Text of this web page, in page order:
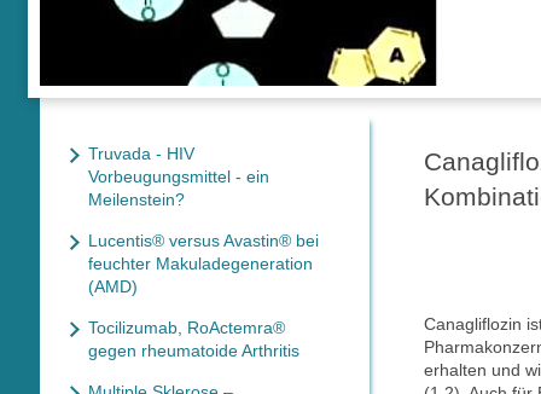
Canagliflozin
erhalten und
Truvada - HIV
Vorbeugungsmittel - ein
Meilenstein?
Lucentis® versus Avastin® bei
feuchter Makuladegeneration
(AMD)
Tocilizumab, RoActemra®
gegen rheumatoide Arthritis